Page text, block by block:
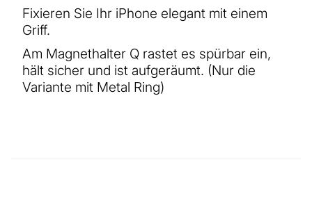
Fixieren Sie Ihr iPhone elegant mit einem
Griff.
Am Magnethalter Q rastet es spürbar ein,
hält sicher und ist aufgeräumt. (Nur die
Variante mit Metal Ring)